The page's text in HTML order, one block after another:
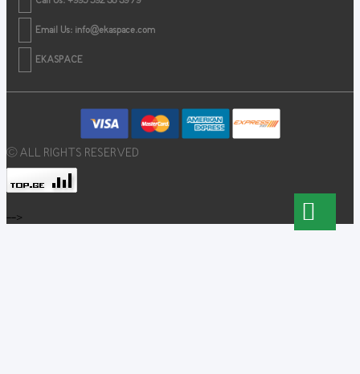
Email Us: info@ekaspace.com
EKASPACE
© ALL RIGHTS RESERVED
-->